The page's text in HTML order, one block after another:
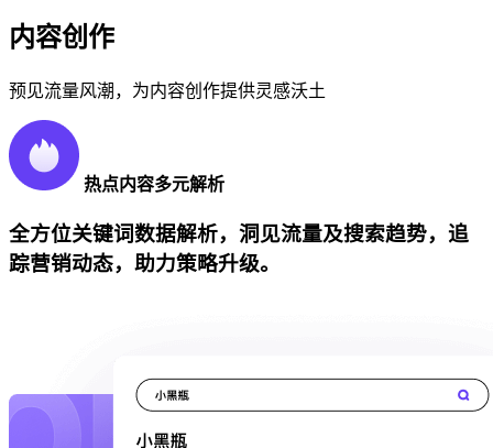
内容创作
预见流量风潮，为内容创作提供灵感沃土
热点内容多元解析
全方位关键词数据解析，洞见流量及搜索趋势，追
踪营销动态，助力策略升级。